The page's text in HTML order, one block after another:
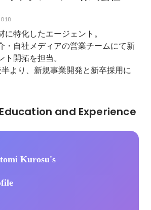
に特化したエージェント。
・自社メディアの営業チームにて新
ト開拓を担当。
半より、新規事業開発と新卒採用に
Kurosu's